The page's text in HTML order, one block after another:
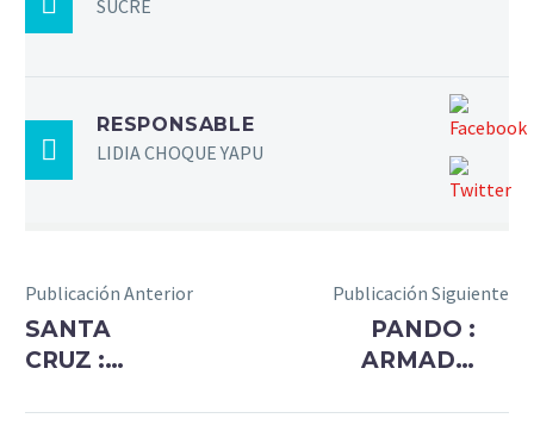
SUCRE
RESPONSABLE
LIDIA CHOQUE YAPU
Publicación Anterior
SANTA
CRUZ :
DE LA
Publicación Siguiente
PANDO :
ARMADO
POR